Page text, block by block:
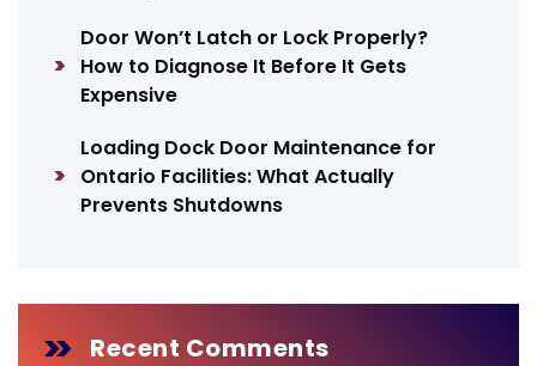
Door Won’t Latch or Lock Properly?
How to Diagnose It Before It Gets
Expensive
Loading Dock Door Maintenance for
Ontario Facilities: What Actually
Prevents Shutdowns
Recent Comments